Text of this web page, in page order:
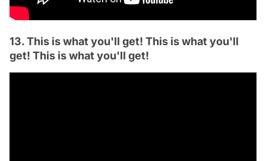
13. This is what you'll get! This is what you'll
get! This is what you'll get!